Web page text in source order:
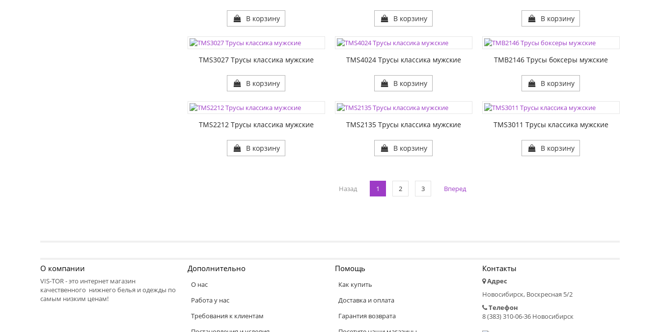
В корзину В корзину В корзину
РАЗМЕР1:
TMS3027 Трусы классика мужские
В корзину
РАЗМЕР1:
TMS4024 Трусы классика мужские
В корзину
РАЗМЕР1:
TMB2146 Трусы боксеры мужские
В корзину
РАЗМЕР1:
TMS2212 Трусы классика мужские
В корзину
РАЗМЕР1:
TMS2135 Трусы классика мужские
В корзину
РАЗМЕР1:
TMS3011 Трусы классика мужские
В корзину
Назад 1 2 3 Вперед
О компании
VIS-TOR - это интернет магазин
качественного нижнего белья и одежды по
самым низким ценам!
Дополнительно
О нас
Работа у нас
Требования к клиентам
Помощь
Как купить
Доставка и оплата
Гарантия возврата
Контакты
Адрес
Новосибирск, Воскресная 5/2
Телефон
8 (383) 310-06-36 Новосибирск